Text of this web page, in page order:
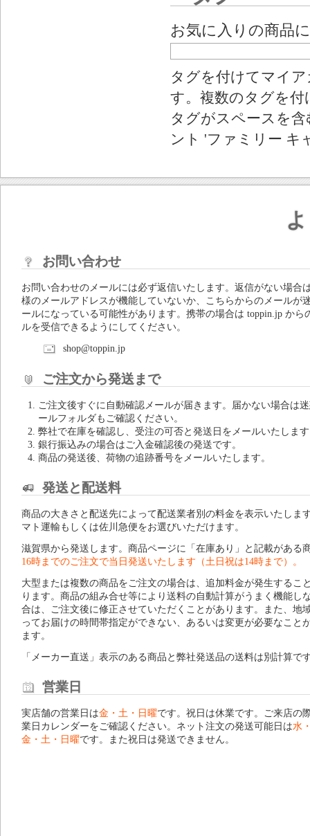
お気に入りの商品
タグを付けてマイ
す。複数のタグを
タグがスペースを
ント 'ファミリー キ
お問い合わせ
お問い合わせのメールには必ず返信いたします。返信がない場合
様のメールアドレスが機能していないか、こちらからのメールが
ールになっている可能性があります。携帯の場合は toppin.jp から
ルを受信できるようにしてください。
shop@toppin.jp
ご注文から発送まで
ご注文後すぐに自動確認メールが届きます。届かない場合は
ールフォルダもご確認ください。
弊社で在庫を確認し、受注の可否と発送日をメールいたしま
銀行振込みの場合はご入金確認後の発送です。
商品の発送後、荷物の追跡番号をメールいたします。
発送と配送料
商品の大きさと配送先によって配送業者別の料金を表示いたしま
マト運輸もしくは佐川急便をお選びいただけます。
滋賀県から発送します。商品ページに「在庫あり」と記載がある
16時までのご注文で当日発送いたします（土日祝は14時まで）。
大型または複数の商品をご注文の場合は、追加料金が発生するこ
ります。商品の組み合せ等により送料の自動計算がうまく機能し
合は、ご注文後に修正させていただくことがあります。また、地
ってお届けの時間帯指定ができない、あるいは変更が必要なこと
ます。
「メーカー直送」表示のある商品と弊社発送品の送料は別計算で
営業日
実店舗の営業日は金・土・日曜です。祝日は休業です。ご来店の
業日カレンダーをご確認ください。ネット注文の発送可能日は水
金・土・日曜です。また祝日は発送できません。